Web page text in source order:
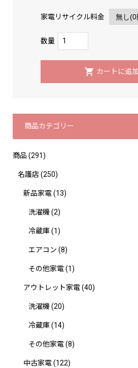
家電リサイクル料金
数量
商品カテゴリー
商品 (291)
名護店(250)
新品家電(13)
洗濯機 (2)
冷蔵庫(1)
エアコン (8)
その他家電(1)
アウトレット家電(40)
洗濯機 (20)
冷蔵庫(14)
その他家電(8)
中古家電(122)